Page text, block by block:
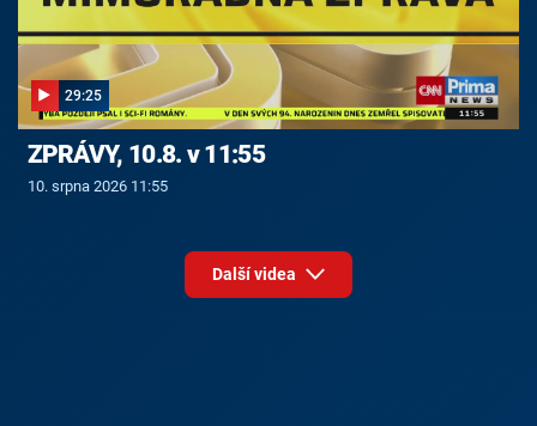
29:25
ZPRÁVY, 10.8. v 11:55
10. srpna 2026 11:55
Další videa